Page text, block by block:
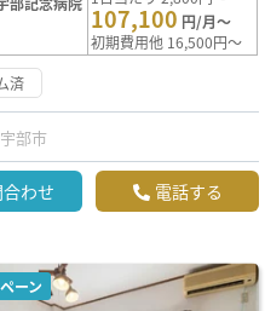
107,100 円/月～
初期費用他 16,500円～
済
宇部市
わせ 電話する
ーン